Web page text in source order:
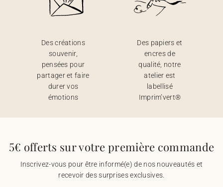
Des créations
souvenir,
pensées pour
partager et faire
durer vos
émotions
Des papiers et
encres de
qualité, notre
atelier est
labellisé
Imprim’vert®
5€ offerts sur votre première commande
Inscrivez-vous pour être informé(e) de nos nouveautés et
recevoir des surprises exclusives.